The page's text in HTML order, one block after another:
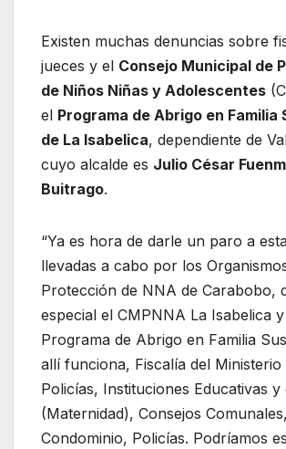
Existen muchas denuncias sobre
jueces y el Consejo Municipal de
de Niños Niñas y Adolescentes
el Programa de Abrigo en Familia
de La Isabelica, dependiente de
cuyo alcalde es Julio César
Buitrago.
“Ya es hora de darle un paro a
llevadas a cabo por los
Protección de NNA de Carabobo,
especial el CMPNNA La Isabelica
Programa de Abrigo en Familia
allí funciona, Fiscalía del Ministerio
Policías, Instituciones Educativas y
(Maternidad), Consejos Comunales,
Condominio, Policías. Podríamos